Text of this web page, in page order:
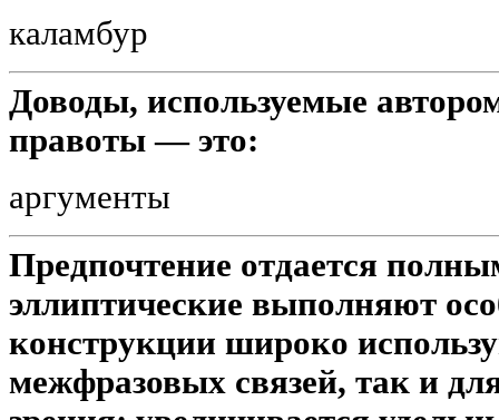
каламбур
Доводы, используемые
правоты — это:
аргументы
Предпочтение отдается
эллиптические выполняют
конструкции широко
межфразовых связей, так и